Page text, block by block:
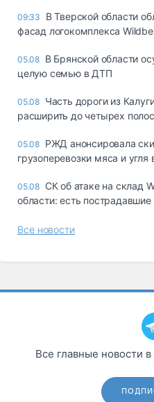
09:33
В Тверской области
фасад логокомплекса
05.08 В Брянской области
целую семью в ДТП
05.08 Часть дороги из
расширить до четырех полос
05.08 РЖД анонсировала
грузоперевозки мяса и угля
05.08 СК об атаке на склад
области: есть пострадавшие
Все новости
Все главные новости